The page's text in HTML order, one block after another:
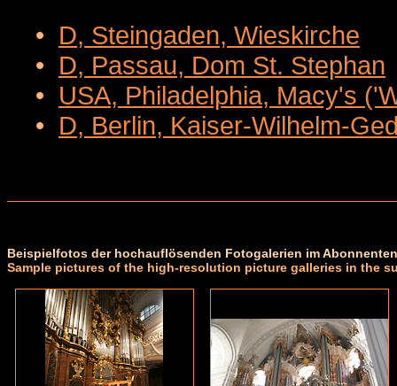
• D, Steingaden, Wieskirche
• D, Passau, Dom St. Stephan
• USA, Philadelphia, Macy's
• D, Berlin, Kaiser-Wilhelm-
Beispielfotos der hochauflösenden Fotogalerien im
Sample pictures of the high-resolution picture galleries in the